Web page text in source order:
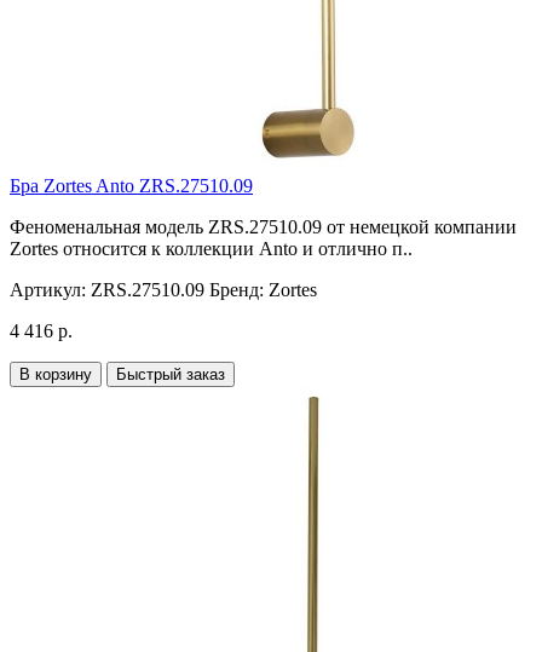
Бра Zortes Anto ZRS.27510.09
Феноменальная модель ZRS.27510.09 от немецкой компании
Zortes относится к коллекции Anto и отлично п..
Артикул: ZRS.27510.09 Бренд: Zortes
4 416 р.
В корзину Быстрый заказ